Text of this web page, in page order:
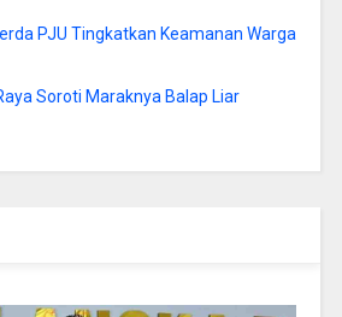
PJU Tingkatkan Keamanan Warga
Soroti Maraknya Balap Liar